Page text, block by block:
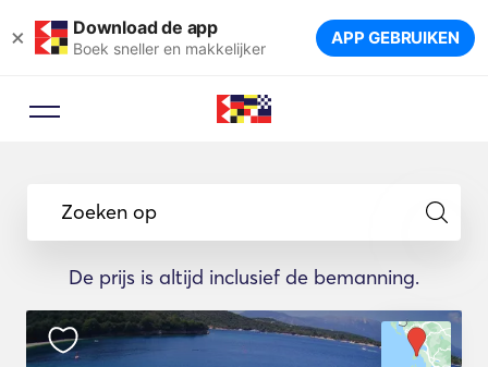
× Download de app
Boek sneller en makkelijker APP GEBRUIKEN
Zoeken op
De prijs is altijd inclusief de bemanning.